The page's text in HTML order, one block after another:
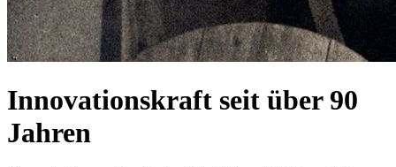
Innovationskraft seit über 90
Jahren